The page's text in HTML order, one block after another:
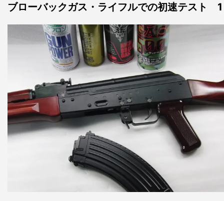
ブローバックガス・ライフルでの初速テスト 1